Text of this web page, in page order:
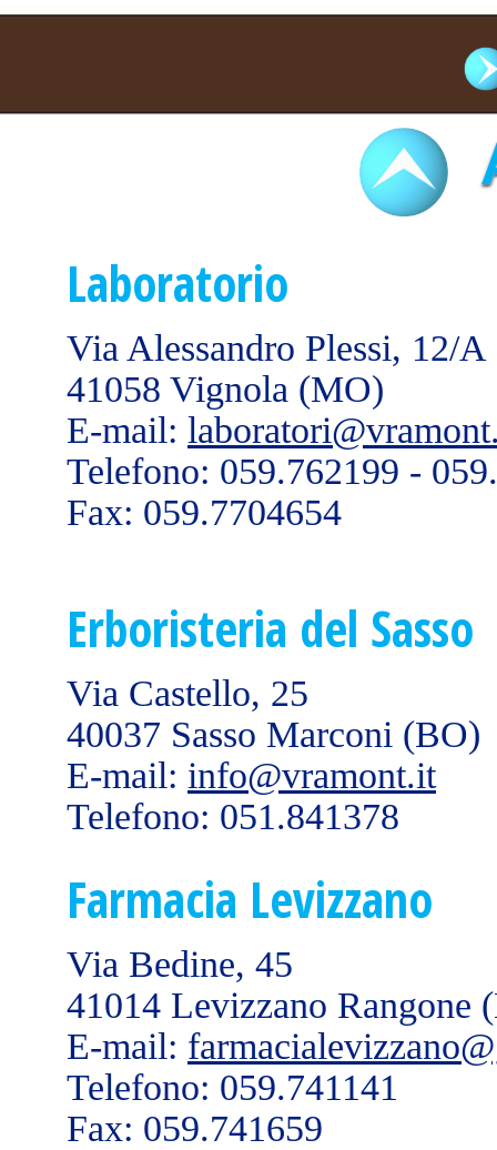
Laboratorio
Via Alessandro Plessi, 12/A
41058 Vignola (MO)
E-mail:
Telefono: 059.762199 -
Fax: 059.7704654
Erboristeria del Sasso
Via Castello, 25
40037 Sasso Marconi (BO)
E-mail: info@vramont.it
Telefono: 051.841378
Farmacia Levizzano
Via Bedine, 45
41014 Levizzano Rangone
E-mail:
Telefono: 059.741141
Fax: 059.741659